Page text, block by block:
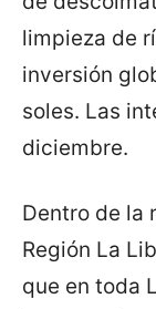
limpieza de
inversión
soles. Las
diciembre.
Dentro de la
Región La
que en toda